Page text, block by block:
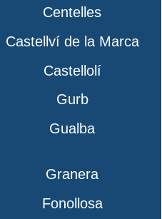
Centelles
Castellví de la Marca
Castellolí
Gurb
Gualba
Granera
Fonollosa